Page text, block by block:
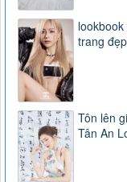
trang
Tôn lên
Tân An